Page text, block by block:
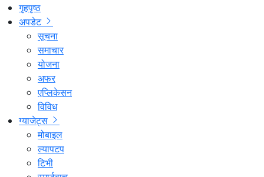
गृहपृष्ठ
अपडेट
सूचना
समाचार
योजना
अफर
एप्लिकेसन
विविध
ग्याजेट्स
मोबाइल
ल्यापटप
टिभी